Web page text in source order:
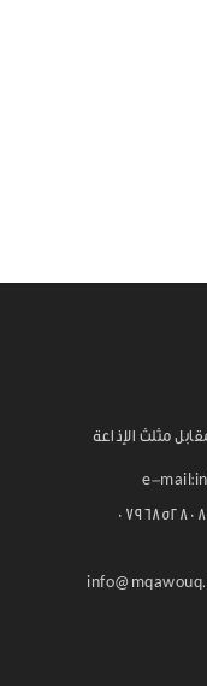
مثلث الإذاعة
e-